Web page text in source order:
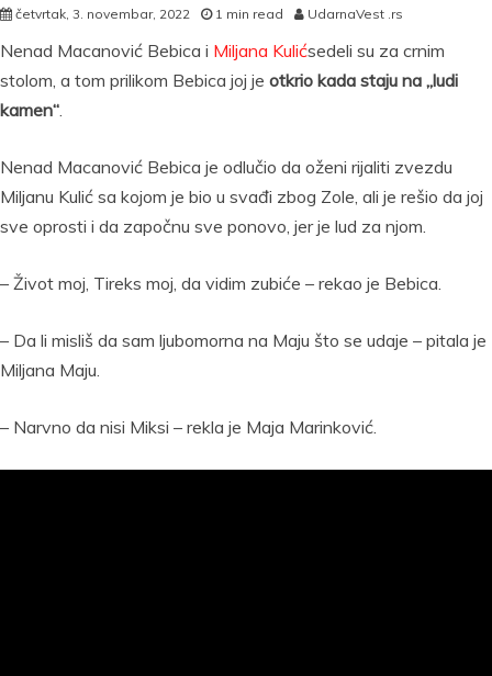
četvrtak, 3. novembar, 2022 1 min read UdarnaVest .rs
Nenad Macanović Bebica i Miljana Kulićsedeli su za crnim
stolom, a tom prilikom Bebica joj je otkrio kada staju na „ludi
kamen“.
Nenad Macanović Bebica je odlučio da oženi rijaliti zvezdu
Miljanu Kulić sa kojom je bio u svađi zbog Zole, ali je rešio da joj
sve oprosti i da započnu sve ponovo, jer je lud za njom.
– Život moj, Tireks moj, da vidim zubiće – rekao je Bebica.
– Da li misliš da sam ljubomorna na Maju što se udaje – pitala je
Miljana Maju.
– Narvno da nisi Miksi – rekla je Maja Marinković.